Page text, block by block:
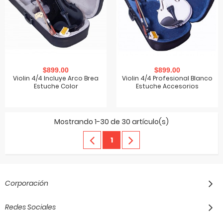
$899.00
Violin 4/4 Incluye Arco Brea
Estuche Color
$899.00
Violin 4/4 Profesional Blanco
Estuche Accesorios
Mostrando 1-30 de 30 artículo(s)
1
Corporación
Redes Sociales